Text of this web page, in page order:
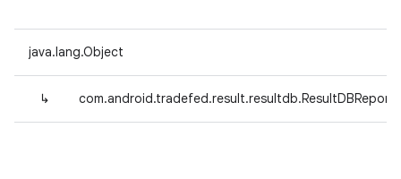
java.lang.Object
↳